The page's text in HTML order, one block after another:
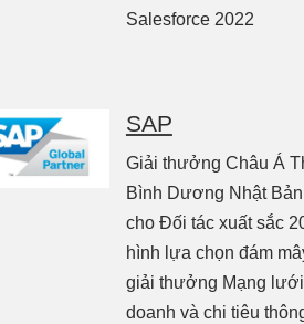
Salesforce 2022
SAP
Giải thưởng Châu Á
Bình Dương Nhật
cho Đối tác xuất sắc
hình lựa chọn đám
giải thưởng Mạng
doanh và chi tiêu